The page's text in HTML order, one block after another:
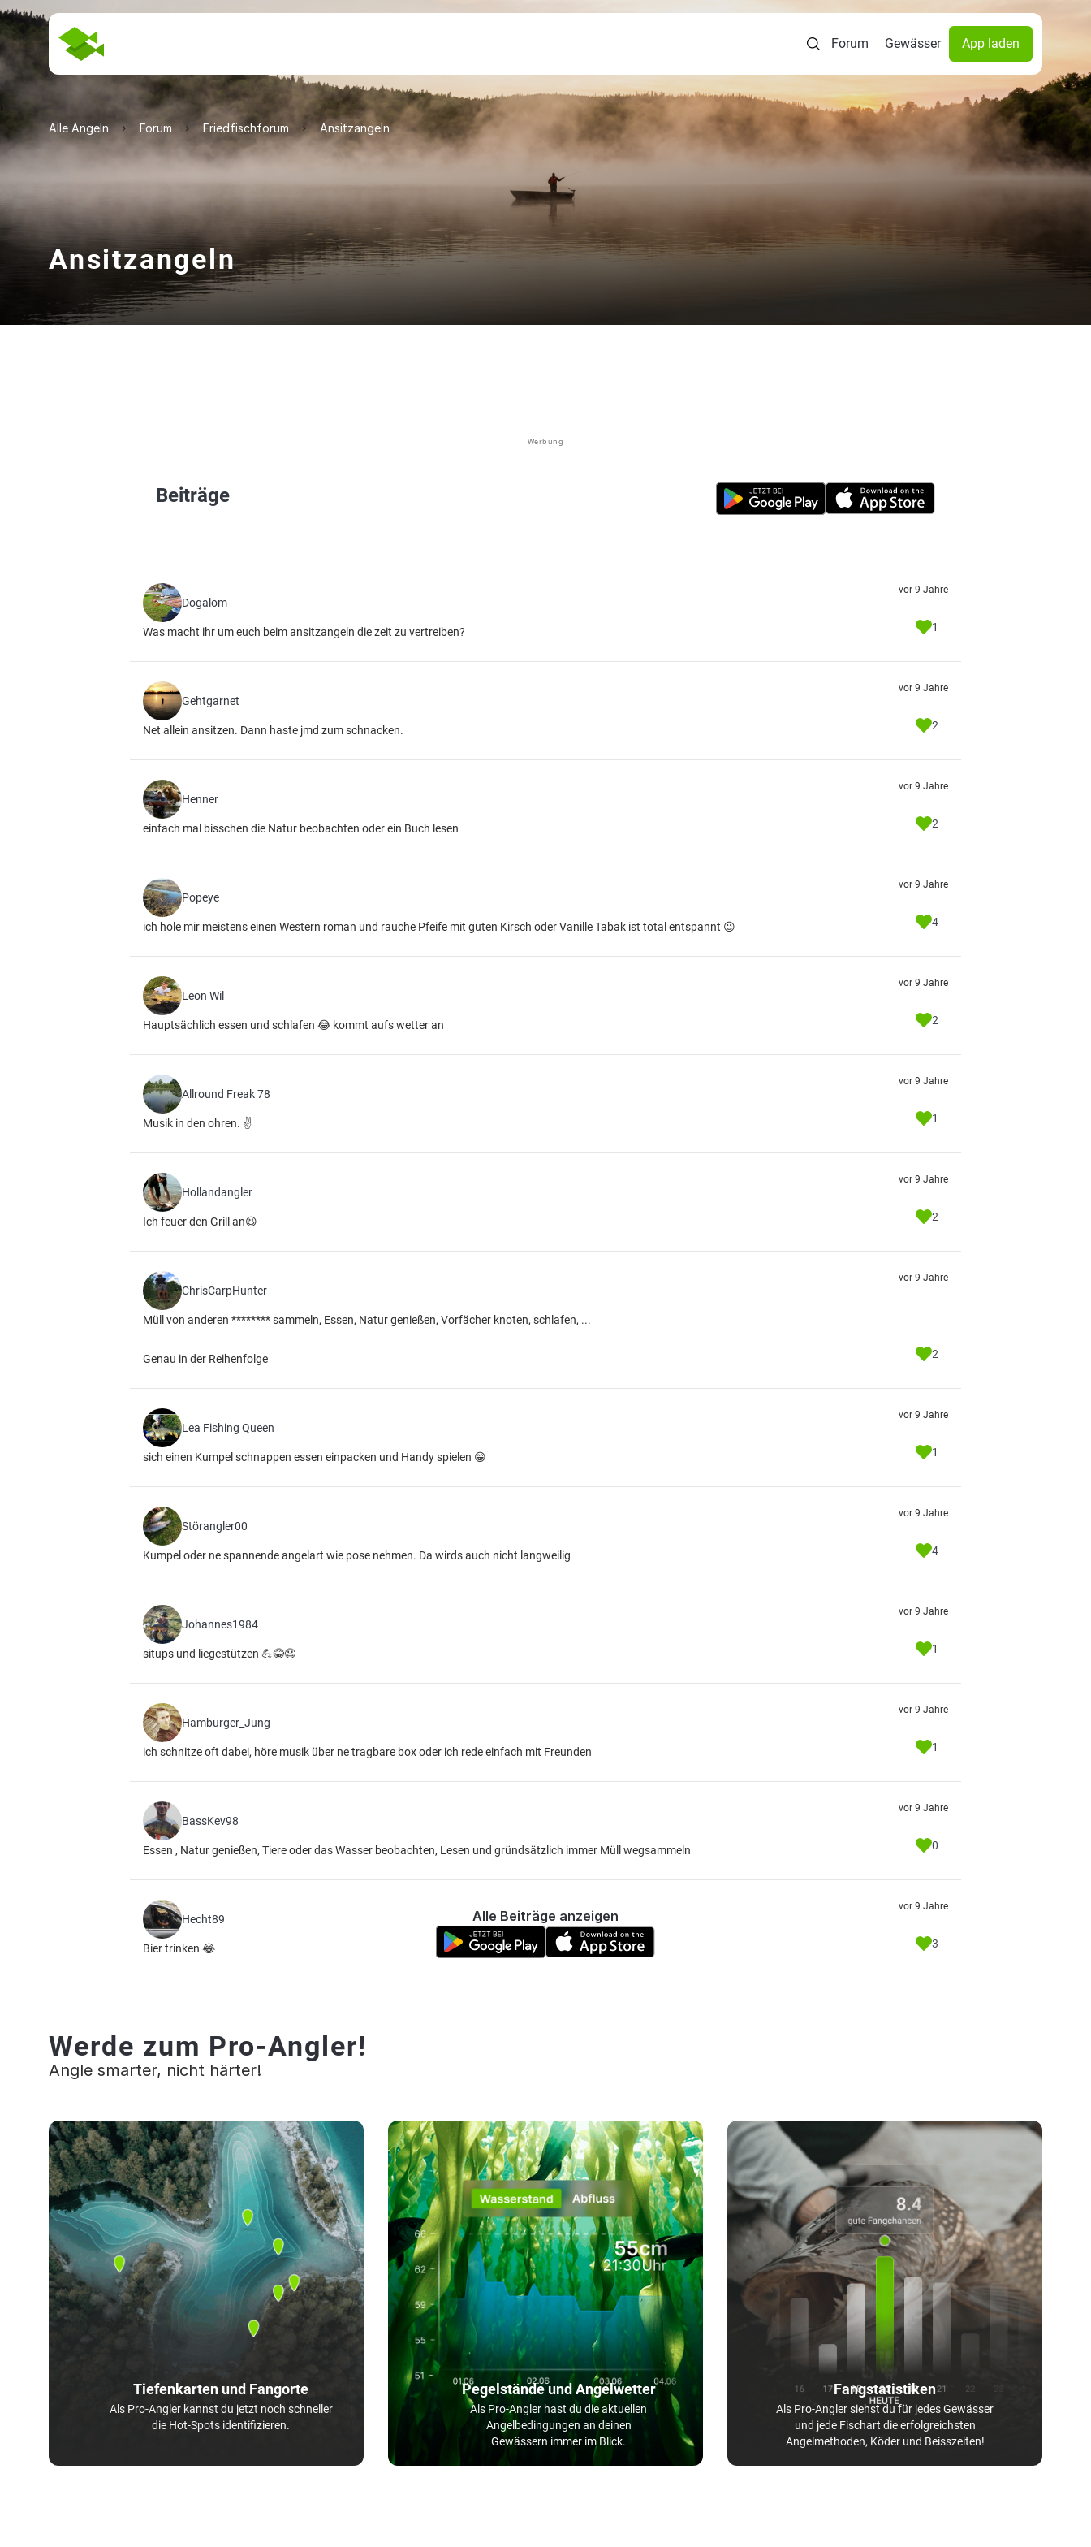
Forum Gewässer App laden
Alle Angeln Forum Friedfischforum Ansitzangeln
Ansitzangeln
Werbung
Beiträge
Dogalom
Was macht ihr um euch beim ansitzangeln die zeit zu vertreiben?
vor 9 Jahre
1
Gehtgarnet
Net allein ansitzen. Dann haste jmd zum schnacken.
vor 9 Jahre
2
Henner
einfach mal bisschen die Natur beobachten oder ein Buch lesen
vor 9 Jahre
2
Popeye
ich hole mir meistens einen Western roman und rauche Pfeife mit guten Kirsch oder Vanille Tabak ist total entspannt 😉
vor 9 Jahre
4
Leon Wil
Hauptsächlich essen und schlafen 😂 kommt aufs wetter an
vor 9 Jahre
2
Allround Freak 78
Musik in den ohren. ✌
vor 9 Jahre
1
Hollandangler
Ich feuer den Grill an😆
vor 9 Jahre
2
ChrisCarpHunter
Müll von anderen ******** sammeln, Essen, Natur genießen, Vorfächer knoten, schlafen, ...
Genau in der Reihenfolge
vor 9 Jahre
2
Lea Fishing Queen
sich einen Kumpel schnappen essen einpacken und Handy spielen 😁
vor 9 Jahre
1
Störangler00
Kumpel oder ne spannende angelart wie pose nehmen. Da wirds auch nicht langweilig
vor 9 Jahre
4
Johannes1984
situps und liegestützen 💪😂😧
vor 9 Jahre
1
Hamburger_Jung
ich schnitze oft dabei, höre musik über ne tragbare box oder ich rede einfach mit Freunden
vor 9 Jahre
1
BassKev98
Essen , Natur genießen, Tiere oder das Wasser beobachten, Lesen und gründsätzlich immer Müll wegsammeln
vor 9 Jahre
0
Hecht89
Bier trinken 😂
vor 9 Jahre
3
Alle Beiträge anzeigen
Werde zum Pro-Angler!
Angle smarter, nicht härter!
Tiefenkarten und Fangorte
Als Pro-Angler kannst du jetzt noch schneller
die Hot-Spots identifizieren.
Pegelstände und Angelwetter
Als Pro-Angler hast du die aktuellen
Angelbedingungen an deinen
Gewässern immer im Blick.
Fangstatistiken
Als Pro-Angler siehst du für jedes Gewässer
und jede Fischart die erfolgreichsten
Angelmethoden, Köder und Beisszeiten!